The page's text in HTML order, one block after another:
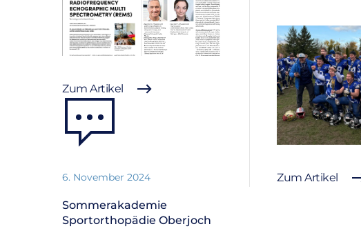
Zum Artikel
Zum Artikel
6. November 2024
Sommerakademie
Sportorthopädie Oberjoch